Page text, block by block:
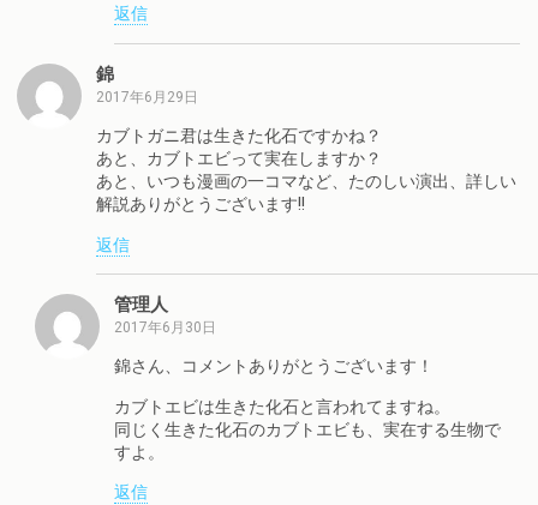
返信
錦
2017年6月29日
カブトガニ君は生きた化石ですかね？
あと、カブトエビって実在しますか？
あと、いつも漫画の一コマなど、たのしい演出、詳しい
解説ありがとうございます!!
返信
管理人
2017年6月30日
錦さん、コメントありがとうございます！
カブトエビは生きた化石と言われてますね。
同じく生きた化石のカブトエビも、実在する生物で
すよ。
返信